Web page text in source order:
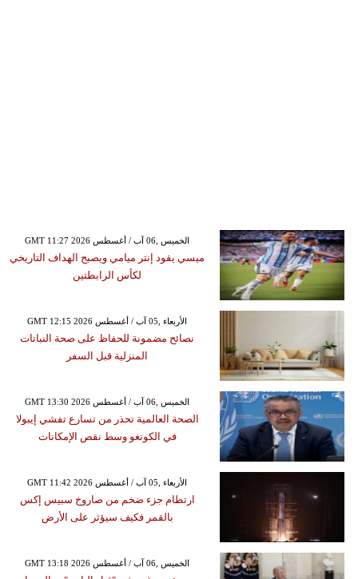
GMT 11:27 2026 الخميس ,06 آب / أغسطس
ميسي يقود إنتر ميامي ويصبح الهداف التاريخي
لكأس الرابطتين
GMT 12:15 2026 الأربعاء ,05 آب / أغسطس
نصائح مضمونة للحفاظ على صحة النباتات
المنزلية قبل السفر
GMT 13:30 2026 الخميس ,06 آب / أغسطس
الصحة العالمية تحذر من تسارع تفشي إيبولا
في الكونغو وسط نقص الإمكانات
GMT 11:42 2026 الأربعاء ,05 آب / أغسطس
ارتطام جزء ضخم من صاروخ سبيس إكس
بالقمر فكيف سيؤثر على الأرض
GMT 13:18 2026 الخميس ,06 آب / أغسطس